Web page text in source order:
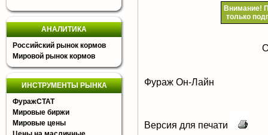
АНАЛИТИКА
Российский рынок кормов
Мировой рынок кормов
ИНСТРУМЕНТЫ РЫНКА
ФуражСТАТ
Мировые биржи
Мировые цены
Внимание!
только
Фураж Он-Лайн
Версия для печати